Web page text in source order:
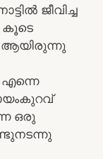
ജീവിച്ച
കൂടെ
ഒരു